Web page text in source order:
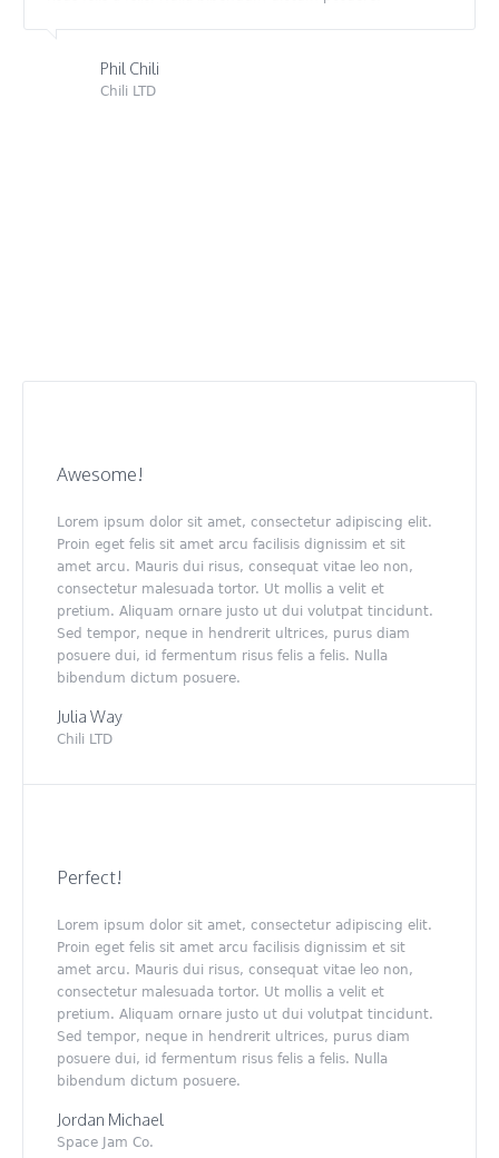
Phil Chili
Chili LTD
Awesome!
Lorem ipsum dolor sit amet, consectetur adipiscing elit.
Proin eget felis sit amet arcu facilisis dignissim et sit
amet arcu. Mauris dui risus, consequat vitae leo non,
consectetur malesuada tortor. Ut mollis a velit et
pretium. Aliquam ornare justo ut dui volutpat tincidunt.
Sed tempor, neque in hendrerit ultrices, purus diam
posuere dui, id fermentum risus felis a felis. Nulla
bibendum dictum posuere.
Julia Way
Chili LTD
Perfect!
Lorem ipsum dolor sit amet, consectetur adipiscing elit.
Proin eget felis sit amet arcu facilisis dignissim et sit
amet arcu. Mauris dui risus, consequat vitae leo non,
consectetur malesuada tortor. Ut mollis a velit et
pretium. Aliquam ornare justo ut dui volutpat tincidunt.
Sed tempor, neque in hendrerit ultrices, purus diam
posuere dui, id fermentum risus felis a felis. Nulla
bibendum dictum posuere.
Jordan Michael
Space Jam Co.